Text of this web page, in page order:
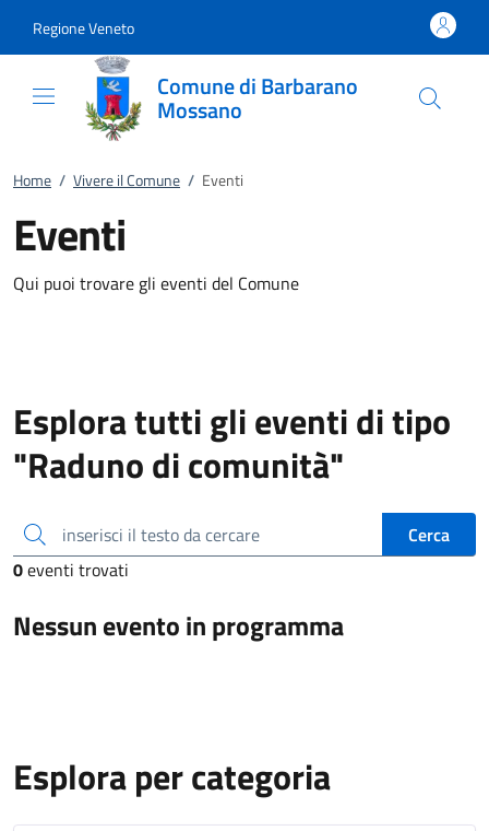
Regione Veneto
Comune di Barbarano
Mossano
Home / Vivere il Comune / Eventi
Eventi
Qui puoi trovare gli eventi del Comune
Esplora tutti gli eventi di tipo
"Raduno di comunità"
inserisci il testo da cercare
Cerca
0eventi trovati
Nessun evento in programma
Esplora per categoria